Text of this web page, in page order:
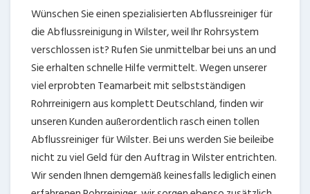
Wünschen Sie einen spezialisierten Abflussreiniger für
die Abflussreinigung in Wilster, weil Ihr Rohrsystem
verschlossen ist? Rufen Sie unmittelbar bei uns an und
Sie erhalten schnelle Hilfe vermittelt. Wegen unserer
viel erprobten Teamarbeit mit selbstständigen
Rohrreinigern aus komplett Deutschland, finden wir
unseren Kunden außerordentlich rasch einen tollen
Abflussreiniger für Wilster. Bei uns werden Sie beileibe
nicht zu viel Geld für den Auftrag in Wilster entrichten.
Wir senden Ihnen demgemäß keinesfalls lediglich einen